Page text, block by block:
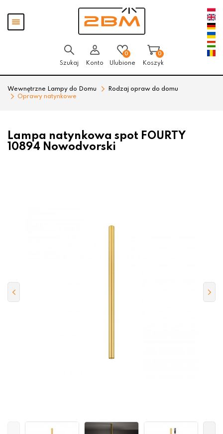
Pokaż
menu
Szukaj Konto
0
Ulubione
0
Koszyk
Wewnętrzne Lampy do Domu
Rodzaj opraw do domu
Oprawy natynkowe
Lampa natynkowa spot FOURTY
10894 Nowodvorski